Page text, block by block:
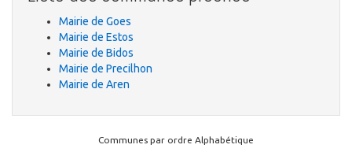
Mairie de Goes
Mairie de Estos
Mairie de Bidos
Mairie de Precilhon
Mairie de Aren
Communes par ordre Alphabétique